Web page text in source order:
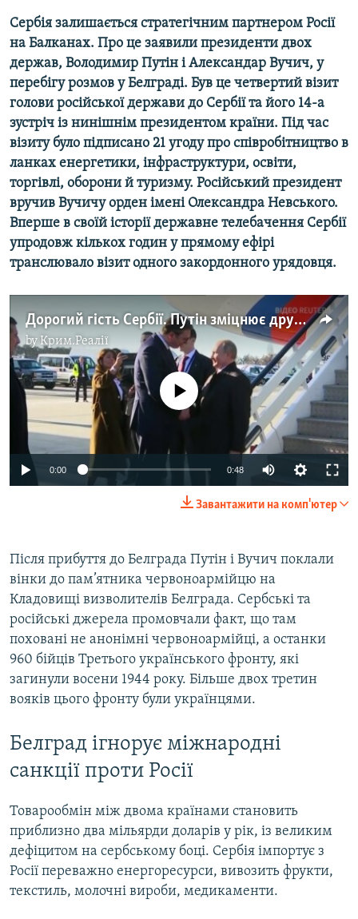
Усі сайти RFE/RL
Сербія залишається стратегічним партнером Росії
на Балканах. Про це заявили президенти двох
держав, Володимир Путін і Александар Вучич, у
перебігу розмов у Белграді. Був це четвертий візит
голови російської держави до Сербії та його 14-а
зустріч із нинішнім президентом країни. Під час
візиту було підписано 21 угоду про співробітництво в
ланках енергетики, інфраструктури, освіти,
торгівлі, оборони й туризму. Російський президент
вручив Вучичу орден імені Олександра Невського.
Вперше в своїй історії державне телебачення Сербії
упродовж кількох годин у прямому ефірі
транслювало візит одного закордонного урядовця.
Дорогий гість Сербії. Путін зміцнює дружбу з балканським союзником (відео)
byКрим.Реалії
No media source currently available
0:00 0:48
Завантажити на комп'ютер
​​Після прибуття до Белграда Путін і Вучич поклали
вінки до пам’ятника червоноармійцю на
Кладовищі визволителів Белграда. Сербські та
російські джерела промовчали факт, що там
поховані не анонімні червоноармійці, а останки
960 бійців Третього українського фронту, які
загинули восени 1944 року. Більше двох третин
вояків цього фронту були українцями.
Белград ігнорує міжнародні
санкції проти Росії
Товарообмін між двома країнами становить
приблизно два мільярди доларів у рік, із великим
дефіцитом на сербському боці. Сербія імпортує з
Росії переважно енергоресурси, вивозить фрукти,
текстиль, молочні вироби, медикаменти.